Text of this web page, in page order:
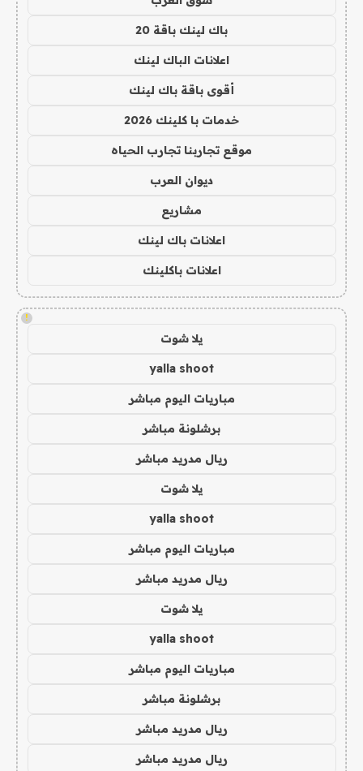
باك لينك باقة 20
اعلانات الباك لينك
أقوى باقة باك لينك
خدمات با كلينك 2026
موقع تجاربنا تجارب الحياه
ديوان العرب
مشاريع
اعلانات باك لينك
اعلانات باكلينك
!
يلا شوت
yalla shoot
مباريات اليوم مباشر
برشلونة مباشر
ريال مدريد مباشر
يلا شوت
yalla shoot
مباريات اليوم مباشر
ريال مدريد مباشر
يلا شوت
yalla shoot
مباريات اليوم مباشر
برشلونة مباشر
ريال مدريد مباشر
ريال مدريد مباشر